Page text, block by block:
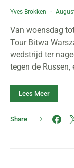
Yves Brokken
Van woensdag
Tour Bitwa
wedstrijd ter
tegen de Russen,
Lees Meer
Share